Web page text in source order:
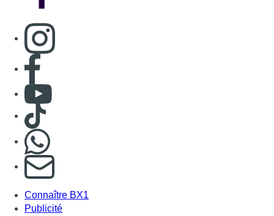
Consulter page Instagram
Consulter page Facebook
Consulter Youtube
Consulter TikTok
S'abonner à notre newsletter
Connaître BX1
Publicité